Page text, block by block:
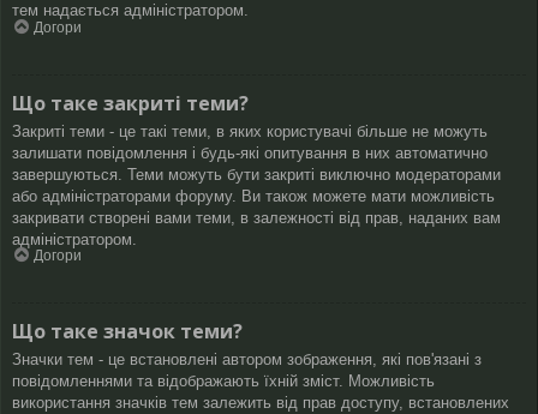
тем надається адміністратором.
Догори
Що таке закриті теми?
Закриті теми - це такі теми, в яких користувачі більше не можуть
залишати повідомлення і будь-які опитування в них автоматично
завершуються. Теми можуть бути закриті виключно модераторами
або адміністраторами форуму. Ви також можете мати можливість
закривати створені вами теми, в залежності від прав, наданих вам
адміністратором.
Догори
Що таке значок теми?
Значки тем - це встановлені автором зображення, які пов'язані з
повідомленнями та відображають їхній зміст. Можливість
використання значків тем залежить від прав доступу, встановлених